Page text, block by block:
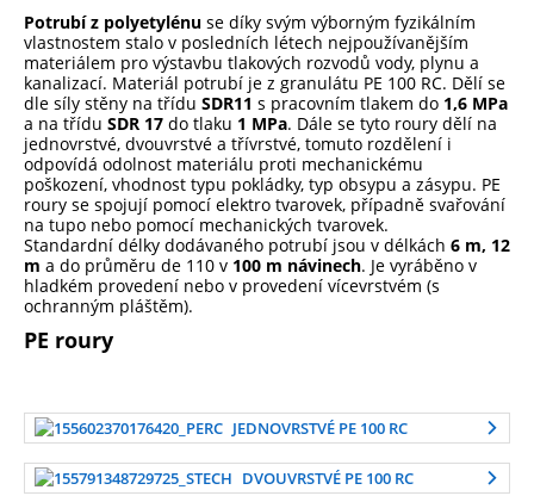
Potrubí z polyetylénu se díky svým výborným fyzikálním
vlastnostem stalo v posledních létech nejpoužívanějším
materiálem pro výstavbu tlakových rozvodů vody, plynu a
kanalizací. Materiál potrubí je z granulátu PE 100 RC. Dělí se
dle síly stěny na třídu SDR11 s pracovním tlakem do 1,6 MPa
a na třídu SDR 17 do tlaku 1 MPa. Dále se tyto roury dělí na
jednovrstvé, dvouvrstvé a třívrstvé, tomuto rozdělení i
odpovídá odolnost materiálu proti mechanickému
poškození, vhodnost typu pokládky, typ obsypu a zásypu. PE
roury se spojují pomocí elektro tvarovek, případně svařování
na tupo nebo pomocí mechanických tvarovek.
Standardní délky dodávaného potrubí jsou v délkách 6 m, 12
m a do průměru de 110 v 100 m návinech. Je vyráběno v
hladkém provedení nebo v provedení vícevrstvém (s
ochranným pláštěm).
PE roury
JEDNOVRSTVÉ PE 100 RC
DVOUVRSTVÉ PE 100 RC